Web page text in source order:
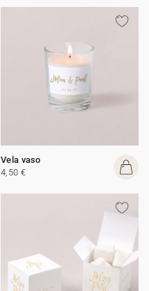
Vela vaso
4,50 €